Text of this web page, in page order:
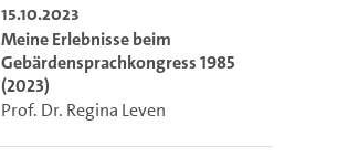
15.10.2023
Meine Erlebnisse beim
Gebärdensprachkongress 1985
(2023)
Prof. Dr. Regina Leven